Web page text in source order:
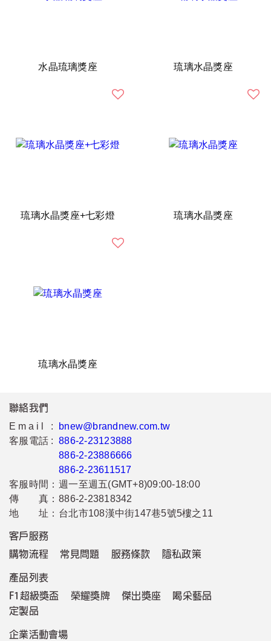
水晶琉璃獎座 琉璃水晶獎座
琉璃水晶獎座+七彩燈 琉璃水晶獎座
琉璃水晶獎座
聯絡我們
Email :
bnew@brandnew.com.tw
客服電話 : 886-2-23123888
886-2-23886666
886-2-23611517
客服時間： 週一至週五(GMT+8)09:00-18:00
傳 真： 886-2-23818342
地 址： 台北市108漢中街147巷5號5樓之11
客戶服務
購物流程
常見問題 服務條款 隱私政策
產品列表
F1超級獎盃
榮耀獎牌 傑出獎座
喝采藝品
定製品
企業活動會場